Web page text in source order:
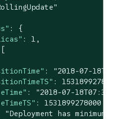
: {
: 1 ,
:
"2018-07-
:
:
"2018-07-
: 1531899278000
"Deployment has